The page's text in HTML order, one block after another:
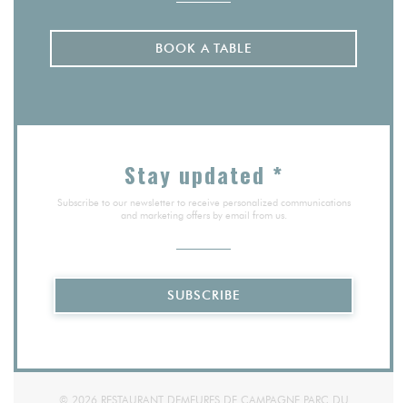
BOOK A TABLE
Stay updated *
Subscribe to our newsletter to receive personalized communications
and marketing offers by email from us.
SUBSCRIBE
© 2026 RESTAURANT DEMEURES DE CAMPAGNE PARC DU